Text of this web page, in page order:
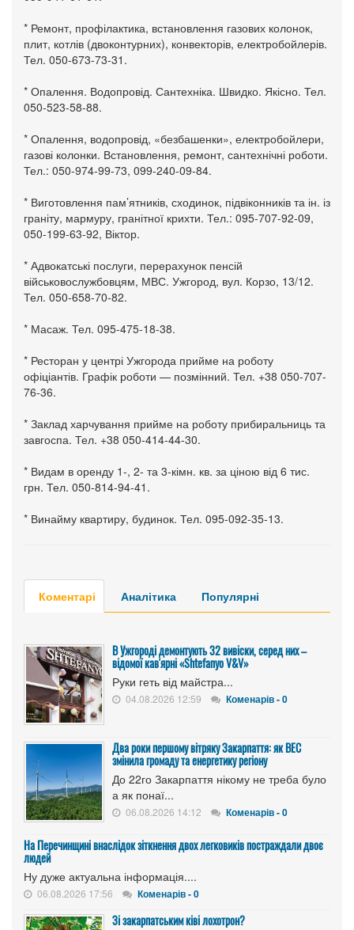
* Ремонт, профілактика, встановлення газових колонок,
плит, котлів (двоконтурних), конвекторів, електробойлерів.
Тел. 050-673-73-31.
* Опалення. Водопровід. Сантехніка. Швидко. Якісно. Тел.
050-523-58-88.
* Опалення, водопровід, «безбашенки», електробойлери,
газові колонки. Встановлення, ремонт, сантехнічні роботи.
Тел.: 050-974-99-73, 099-240-09-84.
* Виготовлення пам’ятників, сходинок, підвіконників та ін. із
граніту, мармуру, гранітної крихти. Тел.: 095-707-92-09,
050-199-63-92, Віктор.
* Адвокатські послуги, перерахунок пенсій
військовослужбовцям, МВС. Ужгород, вул. Корзо, 13/12.
Тел. 050-658-70-82.
* Масаж. Тел. 095-475-18-38.
* Ресторан у центрі Ужгорода прийме на роботу
офіціантів. Графік роботи — позмінний. Тел. +38 050-707-
76-36.
* Заклад харчування прийме на роботу прибиральниць та
завгоспа. Тел. +38 050-414-44-30.
* Видам в оренду 1-, 2- та 3-кімн. кв. за ціною від 6 тис.
грн. Тел. 050-814-94-41.
* Винайму квартиру, будинок. Тел. 095-092-35-13.
Коментарі Аналітика Популярні
В Ужгороді демонтують 32 вивіски, серед них –
відомої кав'ярні «Shtefanyo V&V»
Руки геть від майстра...
04.08.2026 12:59 Коменарів - 0
Два роки першому вітряку Закарпаття: як ВЕС
змінила громаду та енергетику регіону
До 22го Закарпаття нікому не треба було
а як понаї...
06.08.2026 14:12 Коменарів - 0
На Перечинщині внаслідок зіткнення двох легковиків постраждали двоє
людей
Ну дуже актуальна інформація....
06.08.2026 17:56 Коменарів - 0
Зі закарпатським ківі лохотрон?